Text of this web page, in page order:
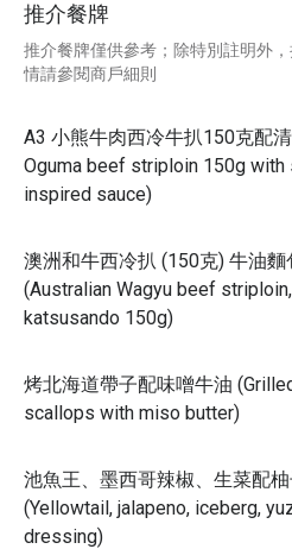
推介餐牌
推介餐牌僅供參考；除特別註明外
情請參閱商戶細則
A3 小熊牛肉西冷牛扒150克配
Oguma beef striploin 150g with
inspired sauce)
澳洲和牛西冷扒 (150克) 牛油
(Australian Wagyu beef
katsusando 150g)
烤北海道帶子配味噌牛油
scallops with miso butter)
池魚王、墨西哥辣椒、生菜配
(Yellowtail, jalapeno, iceberg,
dressing)